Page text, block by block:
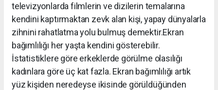
televizyonlarda filmlerin ve dizilerin temalarına
kendini kaptırmaktan zevk alan kişi, yapay dünyalarla
zihnini rahatlatma yolu bulmuş demektir.Ekran
bağımlılığı her yaşta kendini gösterebilir.
İstatistiklere göre erkeklerde görülme olasılığı
kadınlara göre üç kat fazla. Ekran bağımlılığı artık
yüz kişiden neredeyse ikisinde görüldüğünden